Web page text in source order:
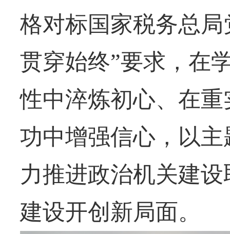
格对标国家税务总
贯穿始终”要求，在
性中淬炼初心、在
功中增强信心，以
力推进政治机关建
建设开创新局面。